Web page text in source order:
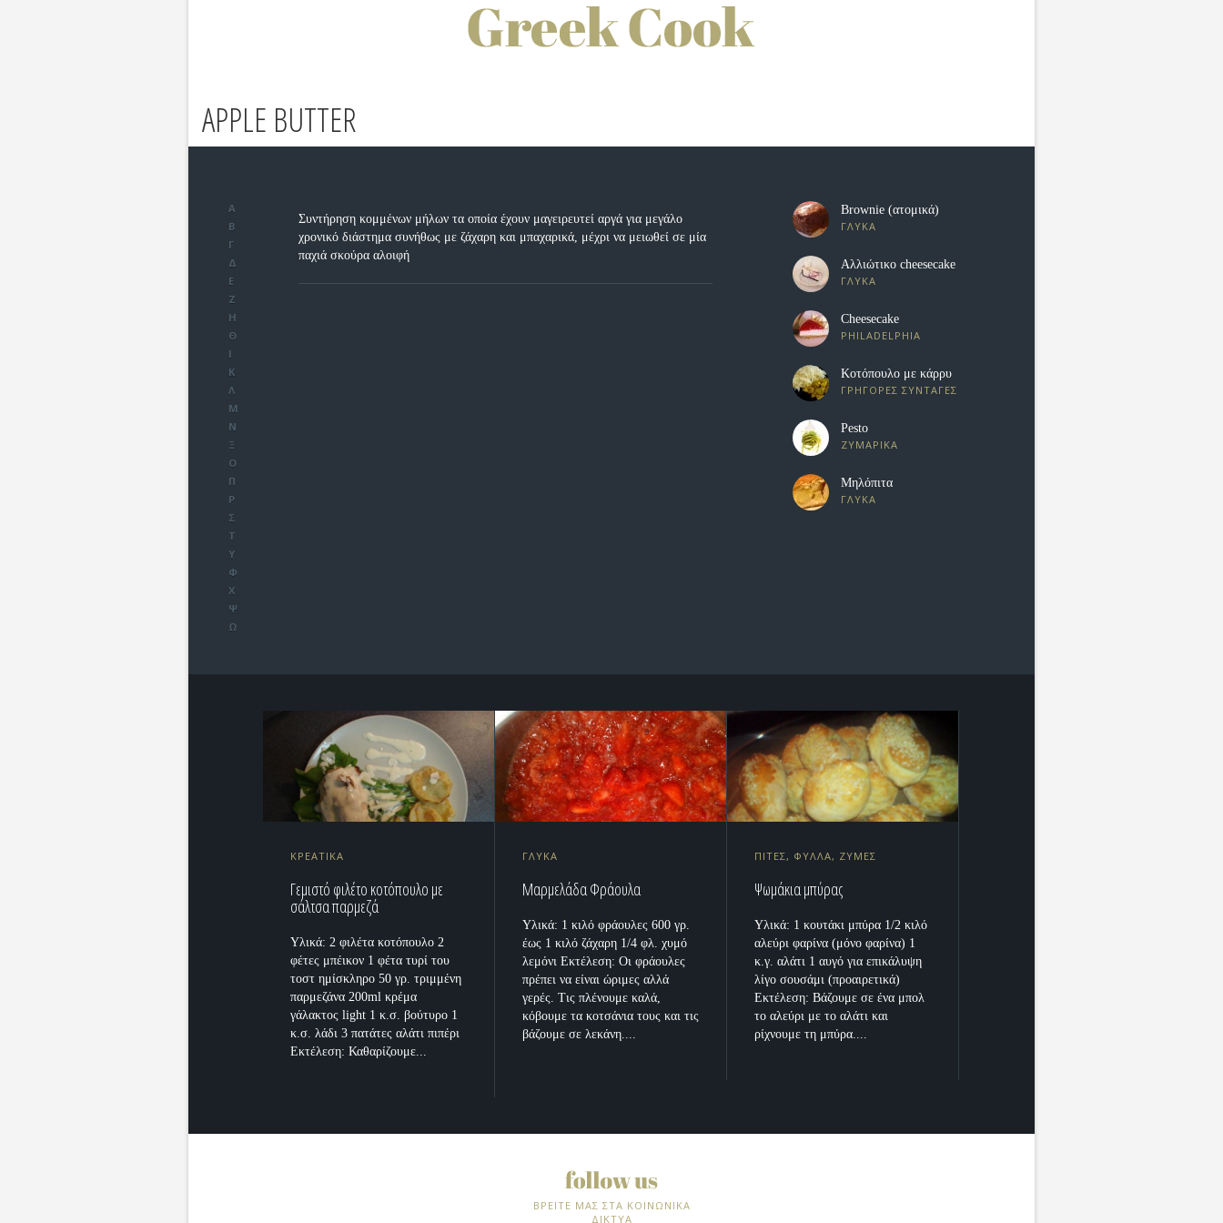
APPLE BUTTER
Α
Β
Γ
Δ
Ε
Ζ
Η
Θ
Ι
Κ
Λ
Μ
Ν
Ξ
Ο
Π
Ρ
Σ
Τ
Υ
Φ
Χ
Ψ
Ω
Συντήρηση κομμένων μήλων τα οποία έχουν μαγειρευτεί αργά για μεγάλο
χρονικό διάστημα συνήθως με ζάχαρη και μπαχαρικά, μέχρι να μειωθεί σε μία
παχιά σκούρα αλοιφή
Brownie (ατομικά)
ΓΛΥΚΑ
Αλλιώτικο cheesecake
ΓΛΥΚΑ
Cheesecake
PHILADELPHIA
Κοτόπουλο με κάρρυ
ΓΡΗΓΟΡΕΣ ΣΥΝΤΑΓΕΣ
Pesto
ΖΥΜΑΡΙΚΑ
Μηλόπιτα
ΓΛΥΚΑ
ΚΡΕΑΤΙΚΑ
Γεμιστό φιλέτο κοτόπουλο με
σάλτσα παρμεζά
Υλικά: 2 φιλέτα κοτόπουλο 2
φέτες μπέικον 1 φέτα τυρί του
τοστ ημίσκληρο 50 γρ. τριμμένη
παρμεζάνα 200ml κρέμα
γάλακτος light 1 κ.σ. βούτυρο 1
κ.σ. λάδι 3 πατάτες αλάτι πιπέρι
Εκτέλεση: Καθαρίζουμε...
ΓΛΥΚΑ
Μαρμελάδα Φράουλα
Υλικά: 1 κιλό φράουλες 600 γρ.
έως 1 κιλό ζάχαρη 1/4 φλ. χυμό
λεμόνι Εκτέλεση: Οι φράουλες
πρέπει να είναι ώριμες αλλά
γερές. Τις πλένουμε καλά,
κόβουμε τα κοτσάνια τους και τις
βάζουμε σε λεκάνη....
ΠΙΤΕΣ, ΦΥΛΛΑ, ΖΥΜΕΣ
Ψωμάκια μπύρας
Υλικά: 1 κουτάκι μπύρα 1/2 κιλό
αλεύρι φαρίνα (μόνο φαρίνα) 1
κ.γ. αλάτι 1 αυγό για επικάλυψη
λίγο σουσάμι (προαιρετικά)
Εκτέλεση: Βάζουμε σε ένα μπολ
το αλεύρι με το αλάτι και
ρίχνουμε τη μπύρα....
ΒΡΕΙΤΕ ΜΑΣ ΣΤΑ ΚΟΙΝΩΝΙΚΑ
ΔΙΚΤΥΑ